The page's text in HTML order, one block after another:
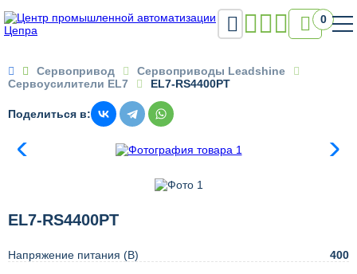
 0
 Сервопривод
Сервоприводы Leadshine
Сервоусилители EL7
EL7-RS4400PT
Поделиться в:
EL7-RS4400PT
Напряжение питания (В) 400